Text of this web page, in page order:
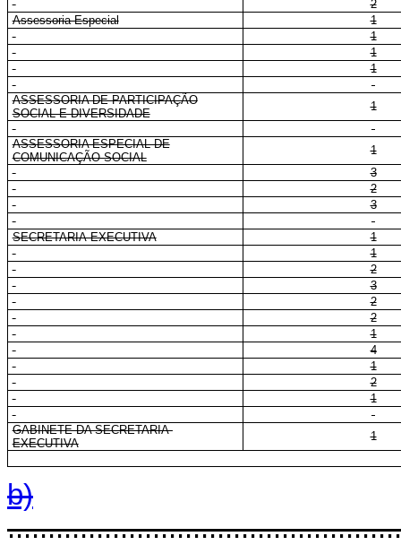
2
Assessoria Especial
1
1
1
1
ASSESSORIA DE PARTICIPAÇÃO
SOCIAL E DIVERSIDADE
1
ASSESSORIA ESPECIAL DE
COMUNICAÇÃO SOCIAL
1
3
2
3
SECRETARIA-EXECUTIVA
1
1
2
3
2
2
1
4
1
2
1
GABINETE DA SECRETARIA-
EXECUTIVA
1
b)